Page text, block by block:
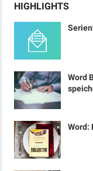
HIGHLIGHTS
Word
Word: